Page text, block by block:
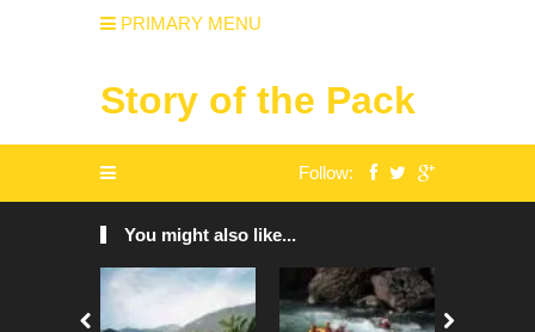
PRIMARY MENU
Story of the Pack
Follow:
You might also like...